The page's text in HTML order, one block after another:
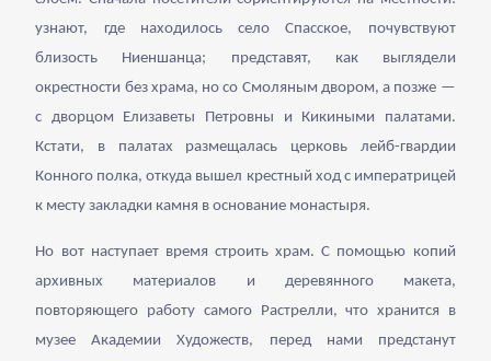
узнают, где находилось село Спасское, почувствуют
близость Ниеншанца; представят, как выглядели
окрестности без храма, но со Смоляным двором, а позже —
с дворцом Елизаветы Петровны и Кикиными палатами.
Кстати, в палатах размещалась церковь лейб-гвардии
Конного полка, откуда вышел крестный ход с императрицей
к месту закладки камня в основание монастыря.
Но вот наступает время строить храм. С помощью копий
архивных материалов и деревянного макета,
повторяющего работу самого Растрелли, что хранится в
музее Академии Художеств, перед нами предстанут